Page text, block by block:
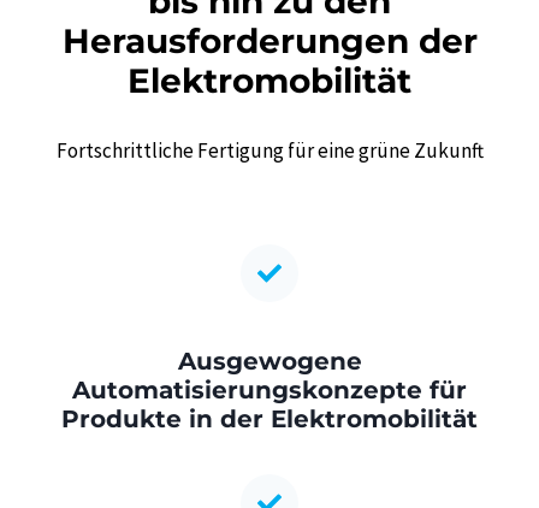
Herausforderungen der
Elektromobilität
Fortschrittliche Fertigung für eine grüne Zukunft
Ausgewogene
Automatisierungskonzepte für
Produkte in der Elektromobilität